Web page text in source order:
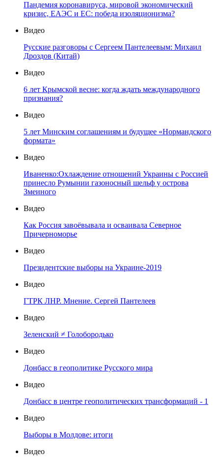
Пандемия коронавируса, мировой экономический
кризис, ЕАЭС и ЕС: победа изоляционизма?
Видео
Русские разговоры с Сергеем Пантелеевым: Михаил
Дроздов (Китай)
Видео
6 лет Крымской весне: когда ждать международного
признания?
Видео
5 лет Минским соглашениям и будущее «Нормандского
формата»
Видео
Иваненко:Охлаждение отношений Украины с Россией
принесло Румынии газоносный шельф у острова
Змеиного
Видео
Как Россия завоёвывала и осваивала Северное
Причерноморье
Видео
Президентские выборы на Украине-2019
Видео
ГТРК ЛНР. Мнение. Сергей Пантелеев
Видео
Зеленский ≠ Голобородько
Видео
Донбасс в геополитике Русского мира
Видео
Донбасс в центре геополитических трансформаций - 1
Видео
Выборы в Молдове: итоги
Видео